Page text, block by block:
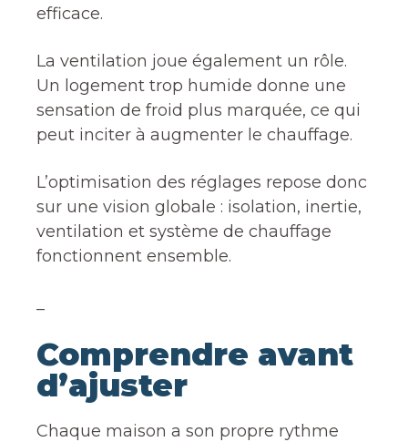
efficace.
La ventilation joue également un rôle.
Un logement trop humide donne une
sensation de froid plus marquée, ce qui
peut inciter à augmenter le chauffage.
L’optimisation des réglages repose donc
sur une vision globale : isolation, inertie,
ventilation et système de chauffage
fonctionnent ensemble.
Comprendre avant
d’ajuster
Chaque maison a son propre rythme